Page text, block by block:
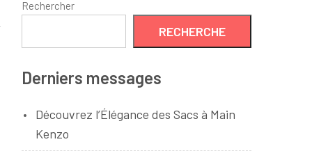
Rechercher
RECHERCHE
Derniers messages
Découvrez l’Élégance des Sacs à Main
Kenzo